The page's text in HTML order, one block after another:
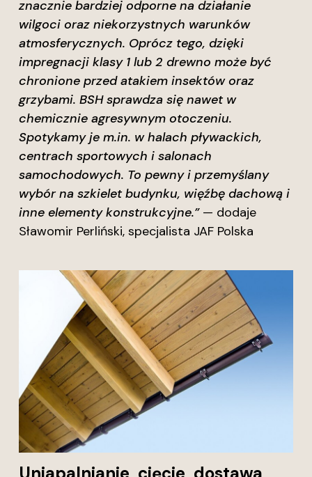
znacznie bardziej odporne na działanie
wilgoci oraz niekorzystnych warunków
atmosferycznych. Oprócz tego, dzięki
impregnacji klasy 1 lub 2 drewno może być
chronione przed atakiem insektów oraz
grzybami. BSH sprawdza się nawet w
chemicznie agresywnym otoczeniu.
Spotykamy je m.in. w halach pływackich,
centrach sportowych i salonach
samochodowych. To pewny i przemyślany
wybór na szkielet budynku, więźbę dachową i
inne elementy konstrukcyjne.”— dodaje
Sławomir Perliński, specjalista JAF Polska